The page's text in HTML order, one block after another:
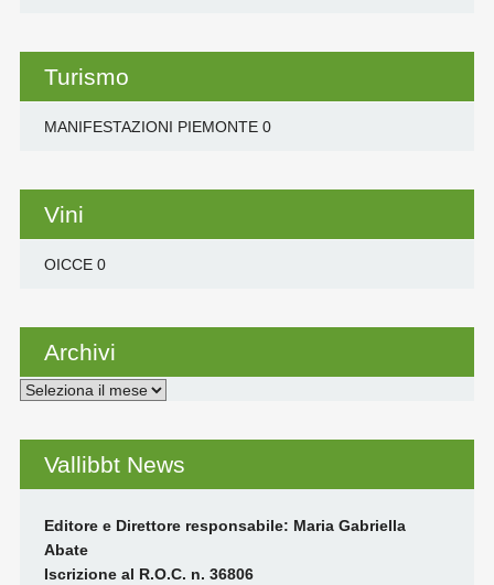
Turismo
MANIFESTAZIONI PIEMONTE0
Vini
OICCE0
Archivi
Archivi
Vallibbt News
Editore e Direttore responsabile: Maria Gabriella
Abate
Iscrizione al R.O.C. n. 36806